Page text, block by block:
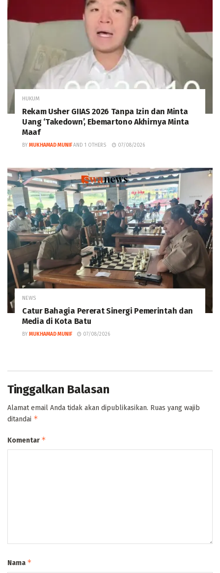
HUKUM
Rekam Usher GIIAS 2026 Tanpa Izin dan Minta
Uang ‘Takedown’, Ebemartono Akhirnya Minta
Maaf
BY MUKHAMAD MUNIF AND 1 OTHERS 07/08/2026
NEWS
Catur Bahagia Pererat Sinergi Pemerintah dan
Media di Kota Batu
BY MUKHAMAD MUNIF 07/08/2026
Tinggalkan Balasan
Alamat email Anda tidak akan dipublikasikan. Ruas yang wajib
ditandai *
Komentar *
Nama *